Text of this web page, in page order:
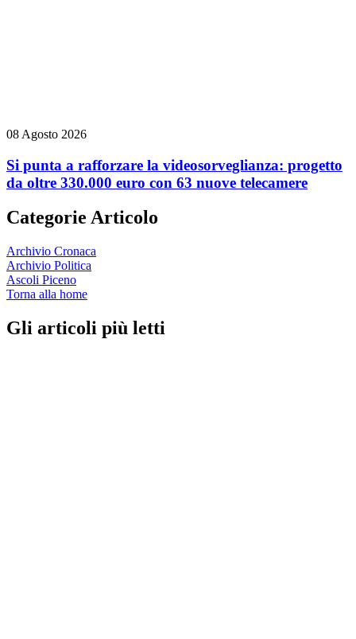
08 Agosto 2026
Si punta a rafforzare la videosorveglianza: progetto
da oltre 330.000 euro con 63 nuove telecamere
Categorie Articolo
Archivio Cronaca
Archivio Politica
Ascoli Piceno
Torna alla home
Gli articoli più letti